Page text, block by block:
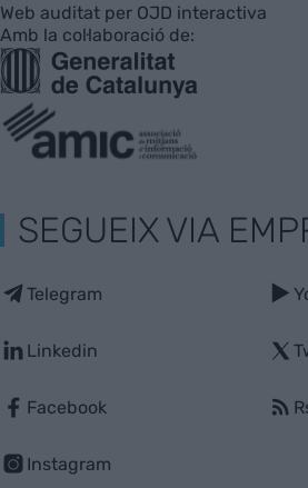
Web auditat per OJD interactiva
Amb la col·laboració de:
SEGUEIX VIA
Telegram
Linkedin
Facebook
Instagram